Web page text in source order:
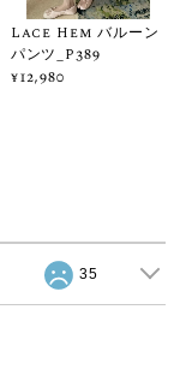
Lace Hem バルーン
パンツ_P389
¥12,980
35